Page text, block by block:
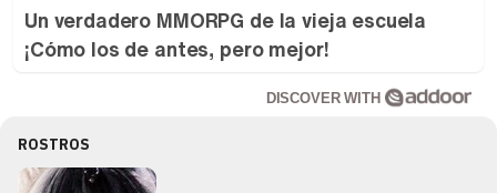
Un verdadero MMORPG de la vieja escuela
¡Cómo los de antes, pero mejor!
DISCOVER WITH
ROSTROS